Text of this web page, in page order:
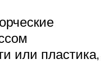
или пластика,